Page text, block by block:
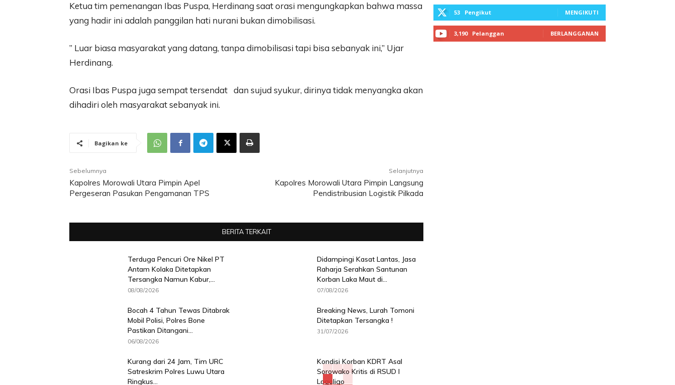
Ketua tim pemenangan Ibas Puspa, Herdinang saat orasi mengungkapkan bahwa massa
yang hadir ini adalah panggilan hati nurani bukan dimobilisasi.
” Luar biasa masyarakat yang datang, tanpa dimobilisasi tapi bisa sebanyak ini,” Ujar
Herdinang.
Orasi Ibas Puspa juga sempat tersendat dan sujud syukur, dirinya tidak menyangka akan
dihadiri oleh masyarakat sebanyak ini.
Bagikan ke
Sebelumnya
Kapolres Morowali Utara Pimpin Apel
Pergeseran Pasukan Pengamanan TPS
Selanjutnya
Kapolres Morowali Utara Pimpin Langsung
Pendistribusian Logistik Pilkada
BERITA TERKAIT
Terduga Pencuri Ore Nikel PT
Antam Kolaka Ditetapkan
Tersangka Namun Kabur,...
08/08/2026
Didampingi Kasat Lantas, Jasa
Raharja Serahkan Santunan
Korban Laka Maut di...
07/08/2026
Bocah 4 Tahun Tewas Ditabrak
Mobil Polisi, Polres Bone
Pastikan Ditangani...
06/08/2026
Breaking News, Lurah Tomoni
Ditetapkan Tersangka !
31/07/2026
Kurang dari 24 Jam, Tim URC
Satreskrim Polres Luwu Utara
Ringkus...
Kondisi Korban KDRT Asal
Sorowako Kritis di RSUD I
Lagaligo
53 Pengikut MENGIKUTI
3,190 Pelanggan BERLANGGANAN